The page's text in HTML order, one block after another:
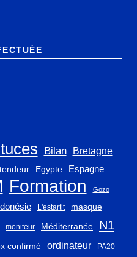
Bilan Bretagne
Egypte Espagne
Formation Gozo
L'estartit masque
moniteur Méditerranée N1
confirmé ordinateur PA20